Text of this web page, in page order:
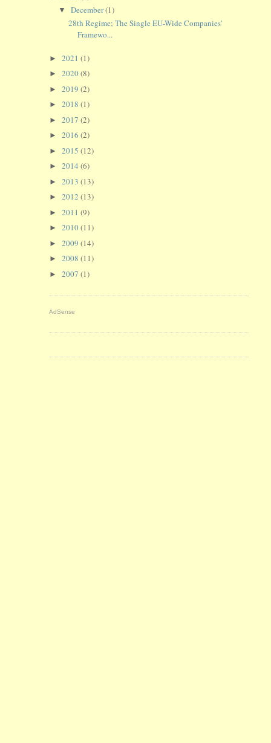
▼December(1)
28th Regime; The Single EU-Wide Companies'
Framewo...
► 2021 (1)
► 2020(8)
► 2019 (2)
► 2018 (1)
► 2017 (2)
► 2016 (2)
► 2015 (12)
► 2014 (6)
► 2013 (13)
► 2012 (13)
► 2011 (9)
► 2010(11)
► 2009 (14)
► 2008 (11)
► 2007 (1)
AdSense